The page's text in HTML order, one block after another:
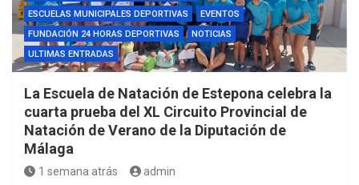
ESCUELAS MUNICIPALES DEPORTIVAS
EVENTOS
FUNDACIÓN 24 HORAS DEPORTIVAS
NOTICIAS
ULTIMAS ENTRADAS
La Escuela de Natación de Estepona celebra la
cuarta prueba del XL Circuito Provincial de
Natación de Verano de la Diputación de
Málaga
1 semana atrás admin